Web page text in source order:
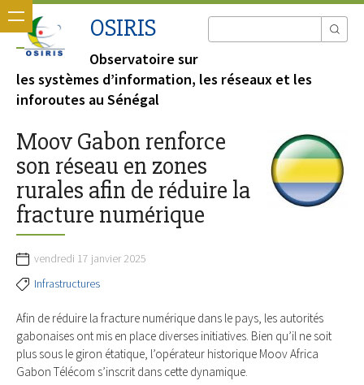
OSIRIS
Observatoire sur
les systèmes d’information, les réseaux et les
inforoutes au Sénégal
Moov Gabon renforce
son réseau en zones
rurales afin de réduire la
fracture numérique
vendredi 17 janvier 2025
Infrastructures
Afin de réduire la fracture numérique dans le pays, les autorités
gabonaises ont mis en place diverses initiatives. Bien qu’il ne soit
plus sous le giron étatique, l’opérateur historique Moov Africa
Gabon Télécom s’inscrit dans cette dynamique.